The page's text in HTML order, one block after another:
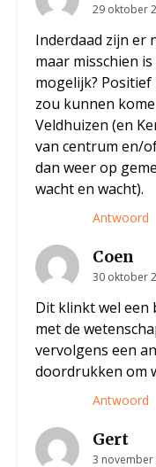
29 oktober
Inderdaad zijn er
maar misschien
mogelijk?
zou kunnen
Veldhuizen (en
van centrum en/
dan weer op
wacht en wacht).
Antwoord
Coen
30 oktober
Dit klinkt wel een
met de
vervolgens een
doordrukken om
Antwoord
Gert
3 november